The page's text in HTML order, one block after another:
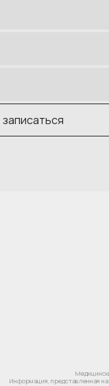
записаться
Информация, представленная